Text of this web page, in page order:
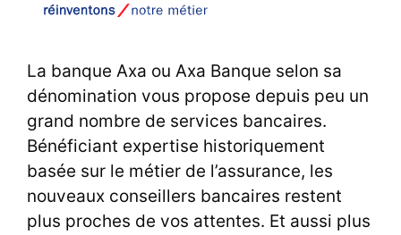
La banque Axa ou Axa Banque selon sa
dénomination vous propose depuis peu un
grand nombre de services bancaires.
Bénéficiant expertise historiquement
basée sur le métier de l’assurance, les
nouveaux conseillers bancaires restent
plus proches de vos attentes. Et aussi plus